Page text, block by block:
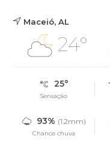
Maceió, AL
24°
25°
Sensação
93% (1.2mm)
Chance chuva